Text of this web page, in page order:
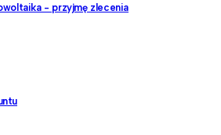
- przyjmę zlecenia